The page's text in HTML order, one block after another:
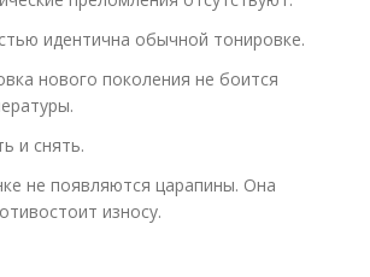
идентична обычной тонировке.
нового поколения не боится
и снять.
не появляются царапины. Она
износу.